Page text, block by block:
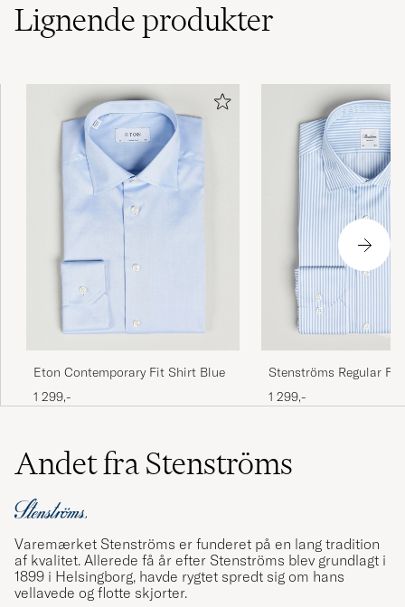
Lignendeprodukter
Eton Contemporary Fit Shirt Blue
1 299,-
Stenströms Regular Fit
Cut Away Shirt Blue/
1 299,-
Andet fra Stenströms
Varemærket Stenströms er funderet på en lang tradition
af kvalitet. Allerede få år efter Stenströms blev grundlagt i
1899 i Helsingborg, havde rygtet spredt sig om hans
vellavede og flotte skjorter.